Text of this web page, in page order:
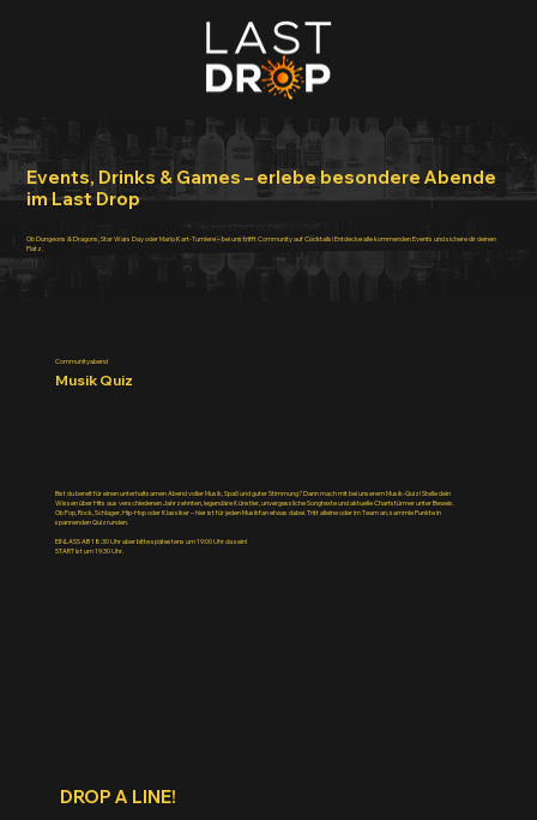
Communityabend
Musik Quiz
Bist du bereit für einen unterhaltsamen Abend voller Musik, Spaß und guter Stimmung? Dann mach mit bei unserem Musik-Quiz! Stelle dein
Wissen über Hits aus verschiedenen Jahrzehnten, legendäre Künstler, unvergessliche Songtexte und aktuelle Chartstürmer unter Beweis.
Ob Pop, Rock, Schlager, Hip-Hop oder Klassiker – hier ist für jeden Musikfan etwas dabei. Tritt alleine oder im Team an, sammle Punkte in
spannenden Quizrunden.
EINLASS AB 18:30 Uhr aber bitte spätestens um 19:00 Uhr da sein!
START ist um 19:30 Uhr.
Events, Drinks & Games – erlebe besondere Abende
im Last Drop
Ob Dungeons & Dragons, Star Wars Day oder Mario Kart-Turniere – bei uns trifft Community auf Cocktails! Entdecke alle kommenden Events und sichere dir deinen
Platz.
DROP A LINE!